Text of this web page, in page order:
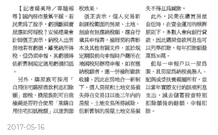
2017-05-16